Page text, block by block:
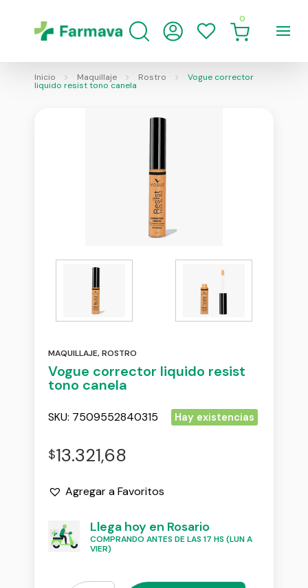
0
Inicio Maquillaje Rostro Vogue corrector
liquido resist tono canela
MAQUILLAJE,ROSTRO
Vogue corrector liquido resist
tono canela
SKU: 7509552840315 Hay existencias
$13.321,68
Agregar a Favoritos
Llega hoy en Rosario
COMPRANDO ANTES DE LAS 17 HS (LUN A
VIER)